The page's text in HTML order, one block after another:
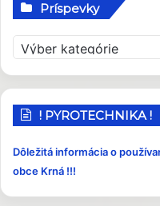
Príspevky
r
í
e
y
! PYROTECHNIKA !
Dôležitá informácia o
obce Krná !!!